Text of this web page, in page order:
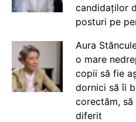
candidaților
posturi pe
Aura
o mare
copii să fie
dornici să îi
corectăm,
diferit